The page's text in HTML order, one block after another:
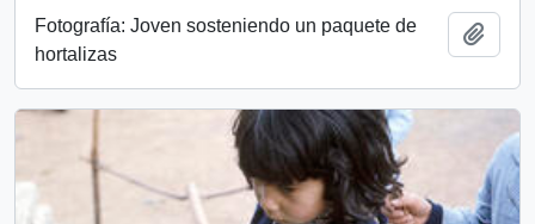
Fotografía: Joven sosteniendo un paquete de
hortalizas